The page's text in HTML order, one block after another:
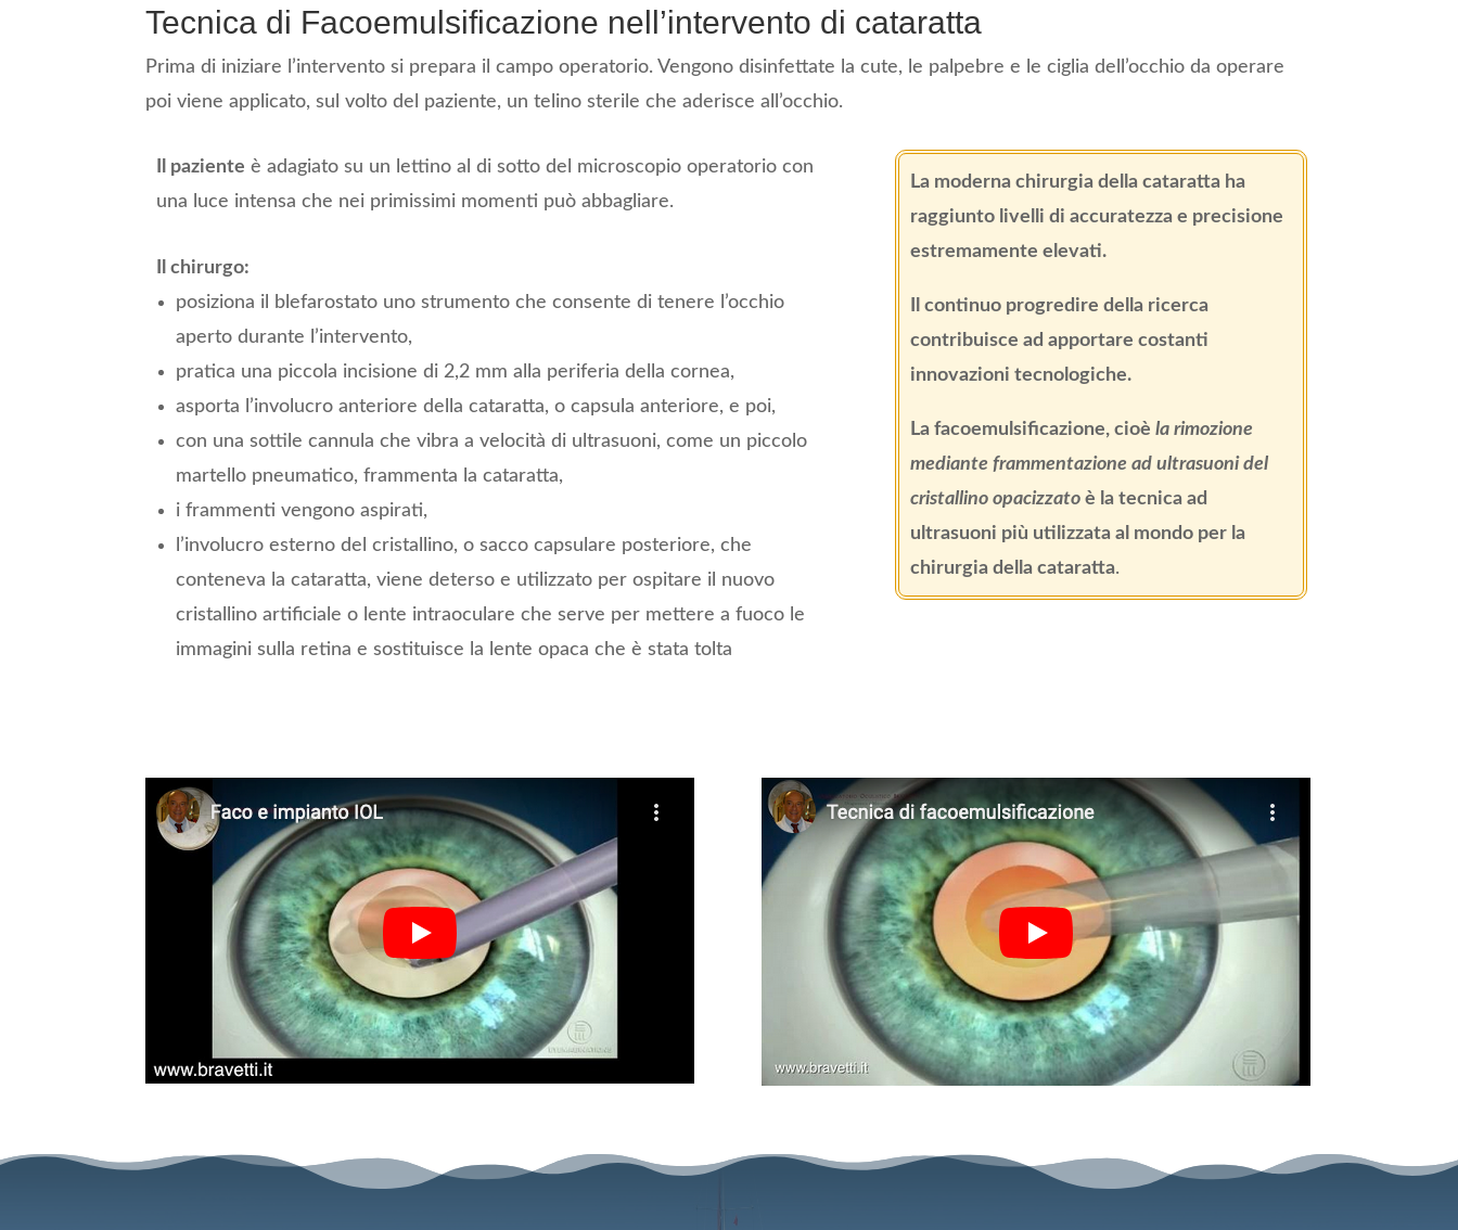
Tecnica di Facoemulsificazione nell’intervento di cataratta
Prima di iniziare l’intervento si prepara il campo operatorio. Vengono disinfettate la cute, le palpebre e le ciglia dell’occhio da operare
poi viene applicato, sul volto del paziente, un telino sterile che aderisce all’occhio.
Il paziente è adagiato su un lettino al di sotto del microscopio operatorio con
una luce intensa che nei primissimi momenti può abbagliare.
Il chirurgo:
posiziona il blefarostato uno strumento che consente di tenere l’occhio
aperto durante l’intervento,
pratica una piccola incisione di 2,2 mm alla periferia della cornea,
asporta l’involucro anteriore della cataratta, o capsula anteriore, e poi,
con una sottile cannula che vibra a velocità di ultrasuoni, come un piccolo
martello pneumatico, frammenta la cataratta,
i frammenti vengono aspirati,
l’involucro esterno del cristallino, o sacco capsulare posteriore, che
conteneva la cataratta, viene deterso e utilizzato per ospitare il nuovo
cristallino artificiale o lente intraoculare che serve per mettere a fuoco le
immagini sulla retina e sostituisce la lente opaca che è stata tolta
La moderna chirurgia della cataratta ha
raggiunto livelli di accuratezza e precisione
estremamente elevati.
Il continuo progredire della ricerca
contribuisce ad apportare costanti
innovazioni tecnologiche.
La facoemulsificazione, cioè la rimozione
mediante frammentazione ad ultrasuoni del
cristallino opacizzatoè la tecnica ad
ultrasuoni più utilizzata al mondo per la
chirurgia della cataratta.